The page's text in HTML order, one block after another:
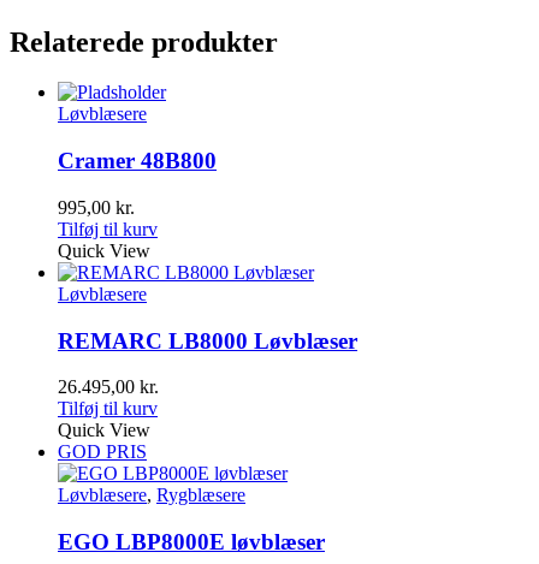
Relaterede produkter
Løvblæsere
Cramer 48B800
995,00 kr.
Tilføj til kurv
Quick View
Løvblæsere
REMARC LB8000 Løvblæser
26.495,00 kr.
Tilføj til kurv
Quick View
GOD PRIS
Løvblæsere, Rygblæsere
EGO LBP8000E løvblæser